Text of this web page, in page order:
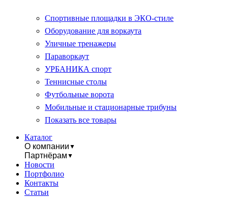
Спортивные площадки в ЭКО-стиле
Оборудование для воркаута
Уличные тренажеры
Параворкаут
УРБАНИКА спорт
Теннисные столы
Футбольные ворота
Мобильные и стационарные трибуны
Показать все товары
Каталог
О компании ▼
Партнёрам ▼
Новости
Портфолио
Контакты
Статьи